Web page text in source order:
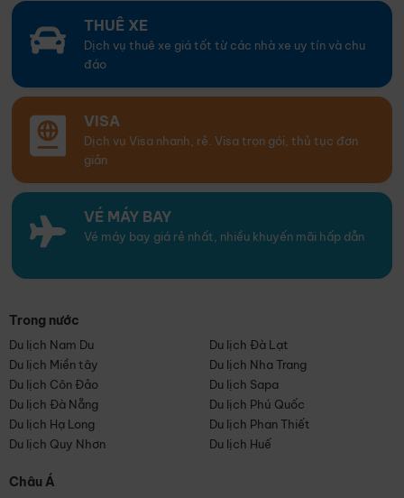
THUÊ XE
Dịch vụ thuê xe giá tốt từ các nhà xe uy tín và chu
đáo
VISA
Dịch vụ Visa nhanh, rẻ. Visa trọn gói, thủ tục đơn
giản
VÉ MÁY BAY
Vé máy bay giá rẻ nhất, nhiều khuyến mãi hấp dẫn
Trong nước
Du lịch Nam Du
Du lịch Đà Lạt
Du lịch Miền tây
Du lịch Nha Trang
Du lịch Côn Đảo
Du lịch Sapa
Du lịch Đà Nẵng
Du lịch Phú Quốc
Du lịch Hạ Long
Du lịch Phan Thiết
Du lịch Quy Nhơn
Du lịch Huế
Châu Á